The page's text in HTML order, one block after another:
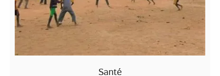
Santé